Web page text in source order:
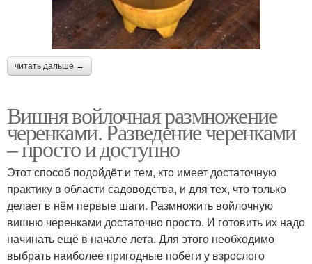
читать дальше →
Вишня войлочная размножение
черенками. Разведение черенками
– просто и доступно
Этот способ подойдёт и тем, кто имеет достаточную
практику в области садоводства, и для тех, что только
делает в нём первые шаги. Размножить войлочную
вишню черенками достаточно просто. И готовить их надо
начинать ещё в начале лета. Для этого необходимо
выбрать наиболее пригодные побеги у взрослого